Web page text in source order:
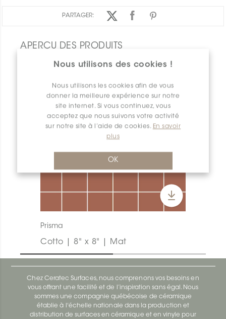
Nous utilisons des cookies !
Nous utilisons les cookies afin de vous
donner la meilleure expérience sur notre
site internet. Si vous continuez, vous
acceptez que nous suivons votre activité
sur notre site à l’aide de cookies. En savoir
plus
OK
PARTAGER:
APERÇU DES PRODUITS
Prisma
Cotto | 8" x 8" | Mat
Chez Ceratec Surfaces, nous comprenons vos besoins en
vous offrant une facilité et de l’inspiration sans égal. Nous
sommes une compagnie québécoise de céramique
établie à l'échelle nationale dans la production et
distribution de surfaces en céramique et en vinyle pour